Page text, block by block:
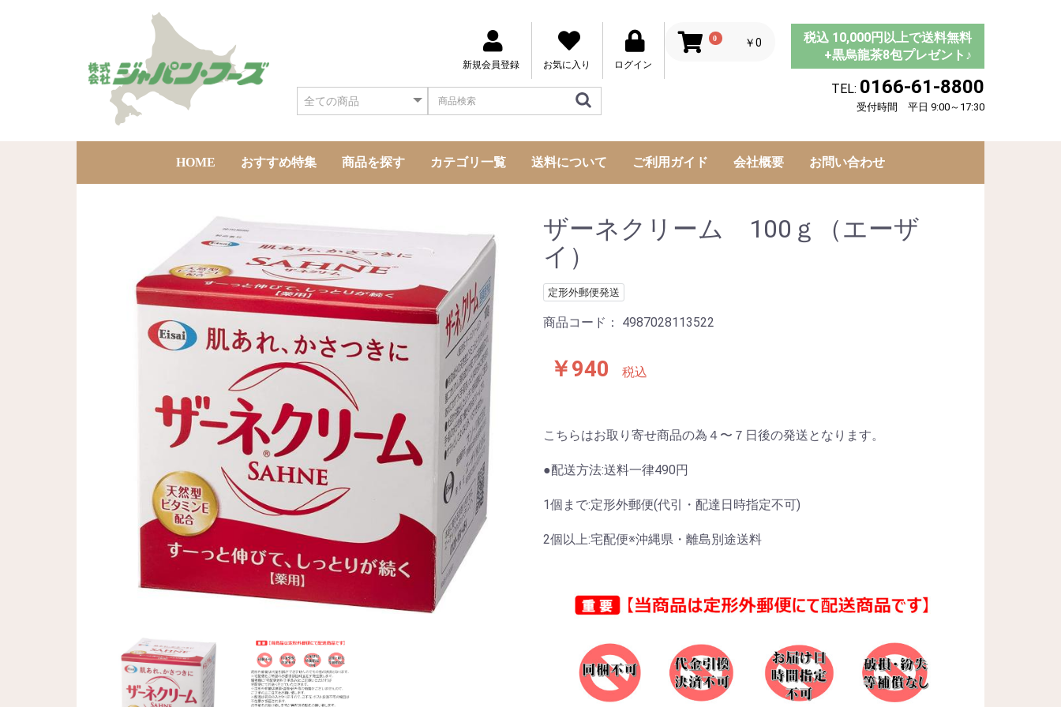
新規会員登録 お気に入り ログイン
0 ￥0
税込 10,000円以上で送料無料
+黒烏龍茶8包プレゼント♪
TEL: 0166-61-8800
受付時間 平日 9:00～17:30
HOME おすすめ特集 商品を探す カテゴリ一覧 送料について ご利用ガイド 会社概要 お問い合わせ
ザーネクリーム 100ｇ（エーザ
イ）
定形外郵便発送
商品コード： 4987028113522
￥940 税込
こちらはお取り寄せ商品の為４〜７日後の発送となります。
●配送方法:送料一律490円
1個まで:定形外郵便(代引・配達日時指定不可)
2個以上:宅配便※沖縄県・離島別途送料